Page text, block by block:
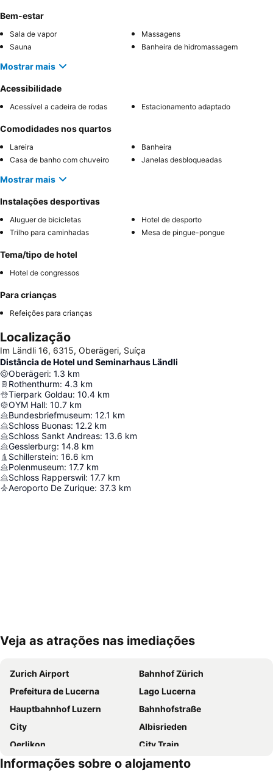
Bem-estar
Sala de vapor
Massagens
Sauna
Banheira de hidromassagem
Mostrar mais
Acessibilidade
Acessível a cadeira de rodas Estacionamento adaptado
Comodidades nos quartos
Lareira
Banheira
Casa de banho com chuveiro
Janelas desbloqueadas
Mostrar mais
Instalações desportivas
Aluguer de bicicletas
Hotel de desporto
Trilho para caminhadas
Mesa de pingue-pongue
Tema/tipo de hotel
Hotel de congressos
Para crianças
Refeições para crianças
Localização
Im Ländli 16, 6315, Oberägeri, Suíça
Distância de Hotel und Seminarhaus Ländli
Oberägeri: 1.3 km
Rothenthurm: 4.3 km
Tierpark Goldau: 10.4 km
OYM Hall: 10.7 km
Bundesbriefmuseum: 12.1 km
Schloss Buonas: 12.2 km
Schloss Sankt Andreas: 13.6 km
Gesslerburg: 14.8 km
Schillerstein: 16.6 km
Polenmuseum: 17.7 km
Schloss Rapperswil: 17.7 km
Aeroporto De Zurique: 37.3 km
Ampliar mapa
Veja as atrações nas imediações
Zurich Airport
Bahnhof Zürich
Prefeitura de Lucerna
Lago Lucerna
Hauptbahnhof Luzern
Bahnhofstraße
City
Albisrieden
Oerlikon
City Train
Hallenstadion
Enge
Informações sobre o alojamento